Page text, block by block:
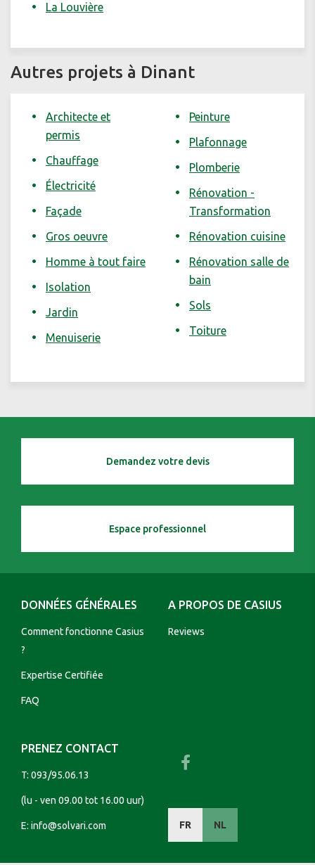
La Louvière
Autres projets à Dinant
Architecte et
permis
Chauffage
Électricité
Façade
Gros oeuvre
Homme à tout faire
Isolation
Jardin
Menuiserie
Peinture
Plafonnage
Plomberie
Rénovation -
Transformation
Rénovation cuisine
Rénovation salle de
bain
Sols
Toiture
Demandez votre devis
Espace professionnel
DONNÉES GÉNÉRALES
Comment fonctionne Casius
?
Expertise Certifiée
FAQ
A PROPOS DE CASIUS
Reviews
PRENEZ CONTACT
T: 093/95.06.13
(lu - ven 09.00 tot 16.00 uur)
E: info@solvari.com FR NL